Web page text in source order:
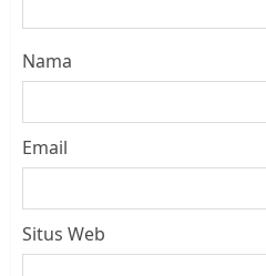
Nama
Email
Situs Web